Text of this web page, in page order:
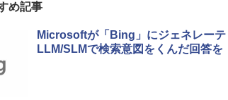
め記事
Microsoftが「Bing」にジェネレーテ
LLM/SLMで検索意図をくんだ回答を